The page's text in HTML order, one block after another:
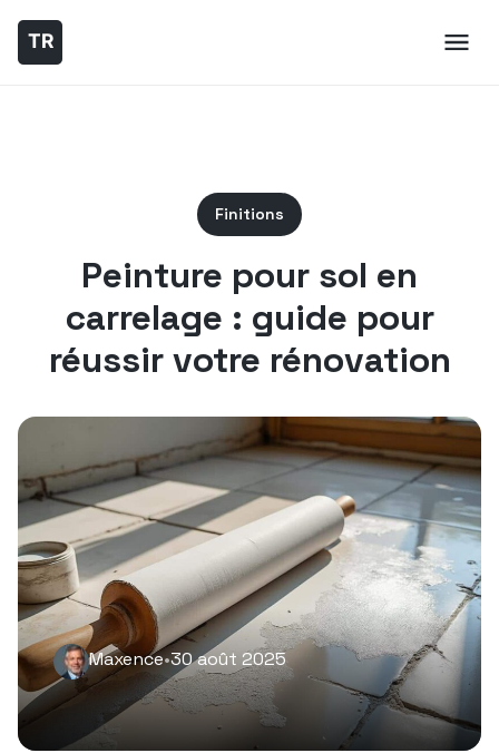
Finitions
Peinture pour sol en
carrelage : guide pour
réussir votre rénovation
Maxence•30 août 2025